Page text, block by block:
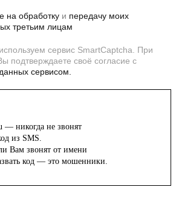
на обработку и передачу моих
третьим лицам
сервис SmartCaptcha. При
подтверждаете своё согласие с
сервисом.
— никогда не звонят
из SMS.
Вам звонят от имени
код — это мошенники.